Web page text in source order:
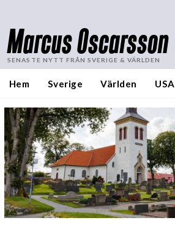
Marcus Oscarsson
SENASTE NYTT FRÅN SVERIGE & VÄRLDEN
Hem Sverige Världen USA